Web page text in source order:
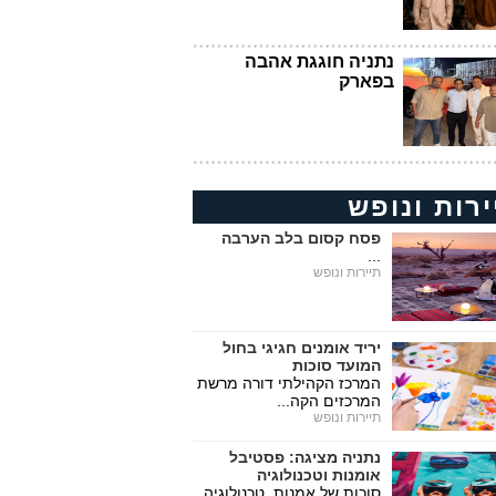
נתניה חוגגת אהבה
בפארק
ונופש
פסח קסום בלב הערבה
תיירות ונופש
יריד אומנים חגיגי בחול
המועד סוכות
המרכז הקהילתי דורה מרשת
המרכזים הקה...
תיירות ונופש
נתניה מציגה: פסטיבל
אומנות וטכנולוגיה